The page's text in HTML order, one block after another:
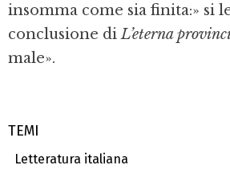
TEMI
Letteratura italiana
insomma come sia finita:» si
conclusione diL’eterna
male».